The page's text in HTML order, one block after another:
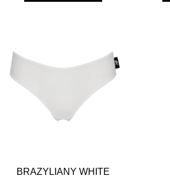
BRAZYLIANY WHITE